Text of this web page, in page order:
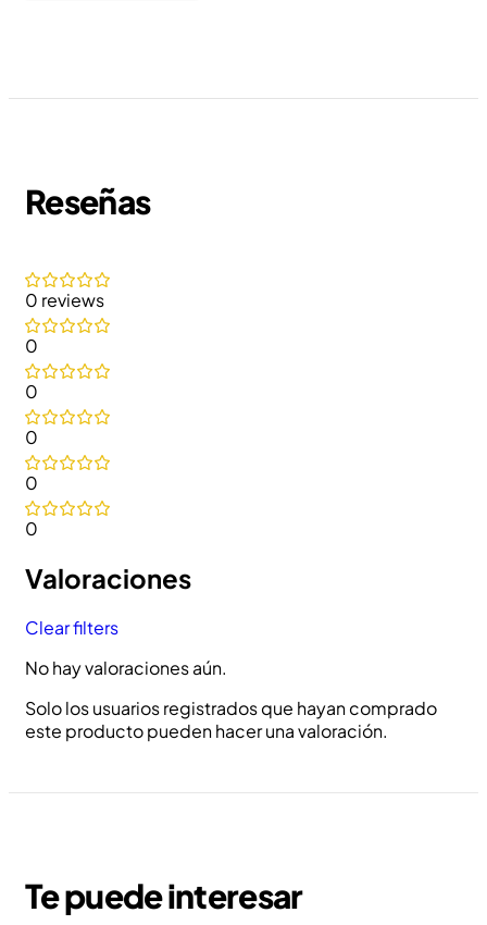
Reseñas
0 reviews
0
0
0
0
0
Valoraciones
Clear filters
No hay valoraciones aún.
Solo los usuarios registrados que hayan comprado
este producto pueden hacer una valoración.
Te puede interesar